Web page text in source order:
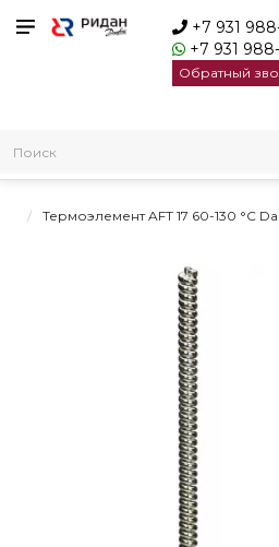
+7 931
+7 931 988-
Обратный
Регуляторы
Термоэлемент AFT 17 60-130 °С